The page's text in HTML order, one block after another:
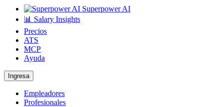
Superpower AI
📊 Salary Insights
Precios
ATS
MCP
Ayuda
Ingresa
Empleadores
Profesionales